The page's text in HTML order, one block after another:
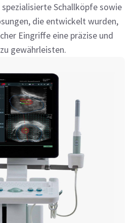
Schallköpfe sowie
die entwickelt wurden,
Eingriffe eine präzise und
gewährleisten.